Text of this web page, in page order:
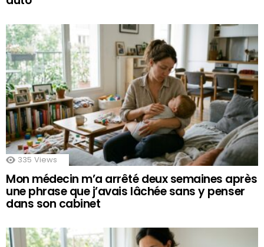
335 Views
Mon médecin m’a arrêté deux semaines après
une phrase que j’avais lâchée sans y penser
dans son cabinet